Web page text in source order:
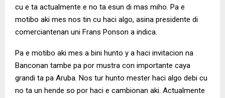
cu e ta actualmente e no ta esun di mas miho. Pa e
motibo aki mes nos tin cu haci algo, asina presidente di
comerciantenan uni Frans Ponson a indica.
Pa e motibo aki mes a bini hunto y a haci invitacion na
Banconan tambe pa por mustra con importante caya
grandi ta pa Aruba. Nos tur hunto mester haci algo debi cu
no ta un hende so por haci e cambionan aki. Actualmente